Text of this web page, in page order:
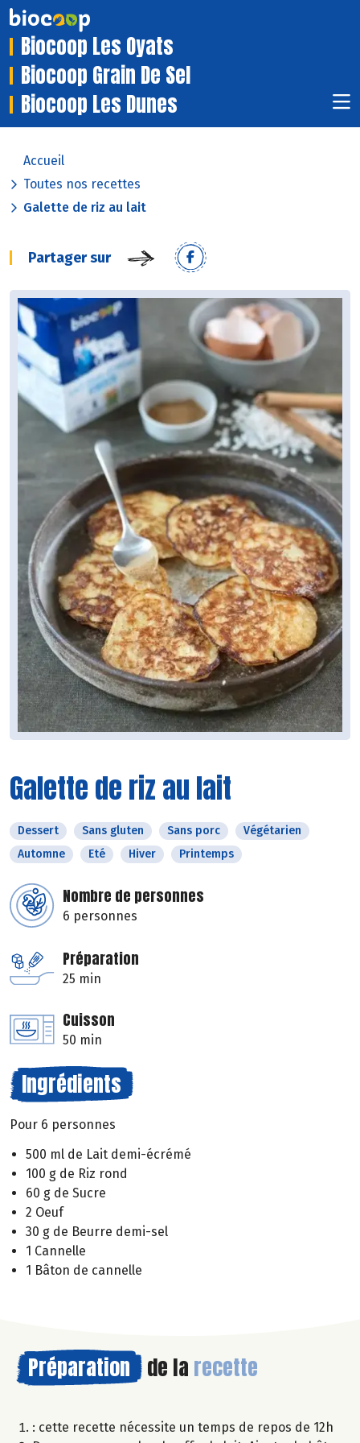
Biocoop Les Oyats
Biocoop Grain De Sel
Biocoop Les Dunes
Accueil
Toutes nos recettes
Galette de riz au lait
Partager sur
Galette de riz au lait
Dessert Sans gluten Sans porc
Végétarien
Automne
Eté Hiver Printemps
Nombre de personnes
6 personnes
Préparation
25 min
Cuisson
50 min
Ingrédients
Pour 6 personnes
500 ml de Lait demi-écrémé
100 g de Riz rond
60 g de Sucre
2 Oeuf
30 g de Beurre demi-sel
1 Cannelle
1 Bâton de cannelle
Préparation de la recette
: cette recette nécessite un temps de repos de 12h